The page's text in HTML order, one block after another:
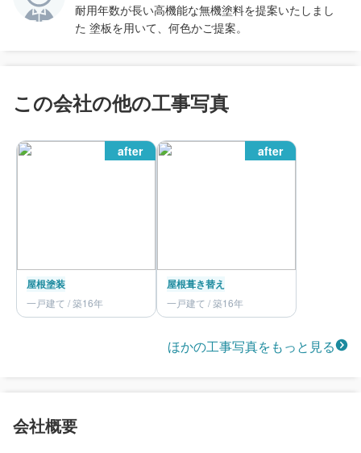
耐用年数が長い高機能な無機塗料を提案いたしまし
た 塗板を用いて、何色かご提案。
この会社の他の工事写真
after
屋根塗装
一戸建て / 築16年
after
屋根葺き替え
一戸建て / 築16年
ほかの工事写真をもっと見る
会社概要